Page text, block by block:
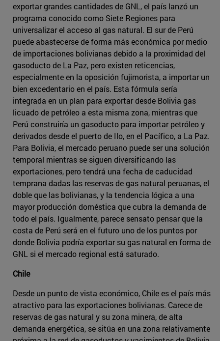
exportar grandes cantidades de GNL, el país lanzó un
programa conocido como Siete Regiones para
universalizar el acceso al gas natural. El sur de Perú
puede abastecerse de forma más económica por medio
de importaciones bolivianas debido a la proximidad del
gasoducto de La Paz, pero existen reticencias,
especialmente en la oposición fujimorista, a importar un
bien excedentario en el país. Esta fórmula sería
integrada en un plan para exportar desde Bolivia gas
licuado de petróleo a esta misma zona, mientras que
Perú construiría un gasoducto para importar petróleo y
derivados desde el puerto de Ilo, en el Pacífico, a La Paz.
Para Bolivia, el mercado peruano puede ser una solución
temporal mientras se siguen diversificando las
exportaciones, pero tendrá una fecha de caducidad
temprana dadas las reservas de gas natural peruanas, el
doble que las bolivianas, y la tendencia lógica a una
mayor producción doméstica que cubra la demanda de
todo el país. Igualmente, parece sensato pensar que la
costa de Perú será en el futuro uno de los puntos por
donde Bolivia podría exportar su gas natural en forma de
GNL si el mercado regional está saturado.
Chile
Desde un punto de vista económico, Chile es el país más
atractivo para las exportaciones bolivianas. Carece de
reservas de gas natural y su zona minera, de alta
demanda energética, se sitúa en una zona relativamente